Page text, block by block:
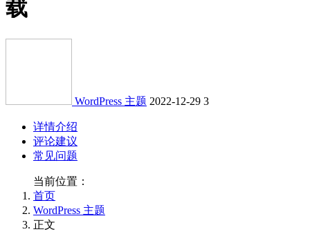
载
WordPress 主题 2022-12-29 3
详情介绍
评论建议
常见问题
当前位置：
首页
WordPress 主题
正文